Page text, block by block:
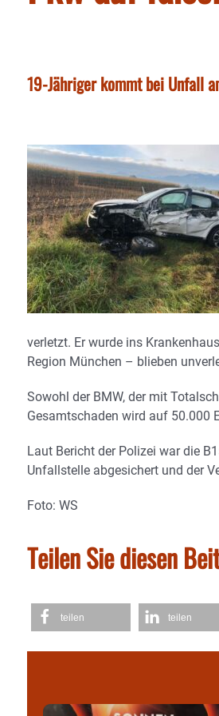
19-Jähriger kommt bei Unfall
verletzt. Er wurde ins
Region München – blieben
Sowohl der BMW, der mit
Gesamtschaden wird auf 50.000
Laut Bericht der Polizei war die
Unfallstelle abgesichert und der
Foto: WS
Teilen Sie diesen
teilen teilen